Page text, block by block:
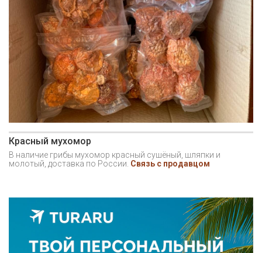
Красный мухомор
В наличие грибы мухомор красный сушёный, шляпки и
молотый, доставка по России. Связь с продавцом